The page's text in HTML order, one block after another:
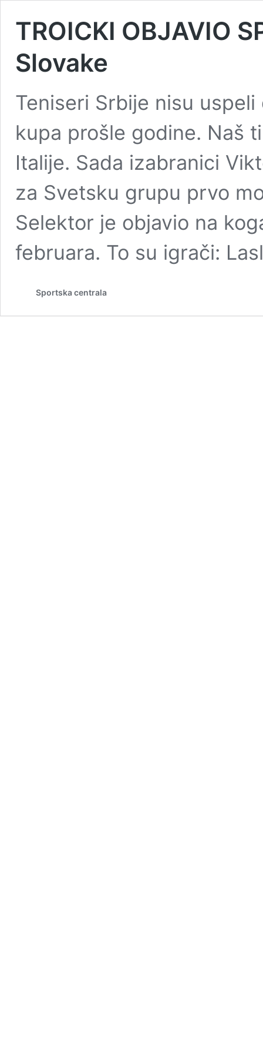
TROICKI OBJAVIO
Slovake
Teniseri Srbije nisu
kupa prošle godine. Naš
Italije. Sada izabranici
za Svetsku grupu prvo
Selektor je objavio na
februara. To su igrači:
Sportska centrala